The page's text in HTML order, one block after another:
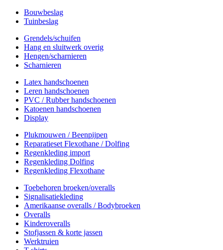
Bouwbeslag
Tuinbeslag
Grendels/schuifen
Hang en sluitwerk overig
Hengen/scharnieren
Scharnieren
Latex handschoenen
Leren handschoenen
PVC / Rubber handschoenen
Katoenen handschoenen
Display
Plukmouwen / Beenpijpen
Reparatieset Flexothane / Dolfing
Regenkleding import
Regenkleding Dolfing
Regenkleding Flexothane
Toebehoren broeken/overalls
Signalisatiekleding
Amerikaanse overalls / Bodybroeken
Overalls
Kinderoveralls
Stofjassen & korte jassen
Werktruien